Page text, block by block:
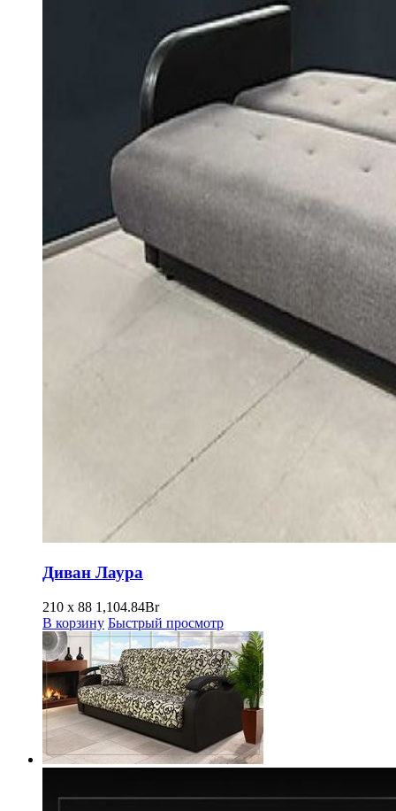
Диван Лаура
210 x 88 1,104.84Br
В корзину Быстрый просмотр